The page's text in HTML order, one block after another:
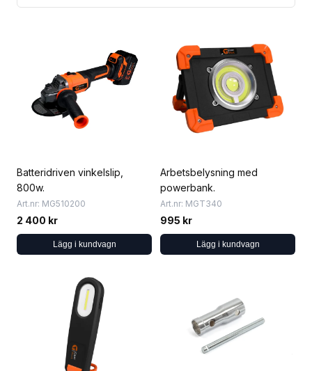
Batteridriven vinkelslip,
800w.
Art.nr: MG510200
2 400 kr
Lägg i kundvagn
Arbetsbelysning med
powerbank.
Art.nr: MGT340
995 kr
Lägg i kundvagn